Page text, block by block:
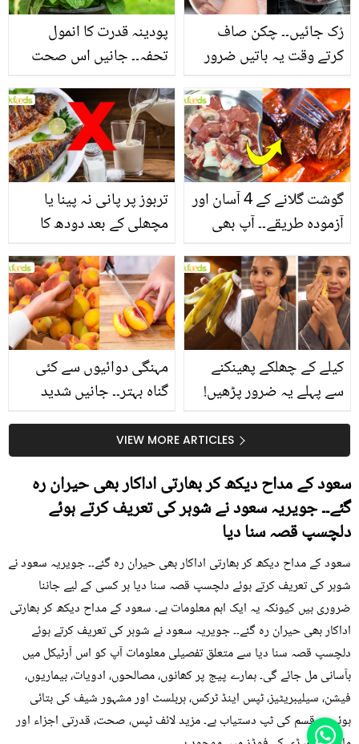
پودینہ قدرت کا انمول
تحفہ۔۔ جانیں اس صحت
بخش پتوں کے 10 حیرت
انگیز طبی فوائد
رُک جائیں۔۔ چکن صاف
کرتے وقت یہ باتیں ضرور
یاد رکھیں
تربوز پر پانی نہ پینا یا
مچھلی کے بعد دودھ کا
استعمال۔۔ جانیں کھانوں
سے متعلق غلط فہمیوں کی
حقیقت کیا ہے اور افواہ
کیا؟
گوشت گلانے کے 4 آسان اور
آزمودہ طریقے۔۔ آپ بھی
جانیں انٹرنیشنل شیف کے
بتائے راز
مہنگی دوائیوں سے کئی
گناہ بہتر۔۔ جانیں شدید
گرمی کے موسم میں آڑو
کیوں کھانا چاہیے؟
کیلے کے چھلکے پھینکنے
سے پہلے یہ ضرور پڑھیں!
جلد کے 3 بڑے مسائل کا
سستا اور قدرتی حلVIEW MORE ARTICLES
سعود کے مداح دیکھ کر بھارتی اداکار بھی حیران رہ
گئے۔۔ جویریہ سعود نے شوہر کی تعریف کرتے ہوئے
دلچسپ قصہ سنا دیا
سعود کے مداح دیکھ کر بھارتی اداکار بھی حیران رہ گئے۔۔ جویریہ سعود نے
شوہر کی تعریف کرتے ہوئے دلچسپ قصہ سنا دیا ہر کسی کے لیے جاننا
ضروری ہیں کیونکہ یہ ایک اہم معلومات ہے۔ سعود کے مداح دیکھ کر بھارتی
اداکار بھی حیران رہ گئے۔۔ جویریہ سعود نے شوہر کی تعریف کرتے ہوئے
دلچسپ قصہ سنا دیا سے متعلق تفصیلی معلومات آپ کو اس آرٹیکل میں
بآسانی مل جائے گی۔ ہمارے پیج پر کھانوں، مصالحوں، ادویات، بیماریوں،
فیشن، سیلیبریٹیز، ٹپس اینڈ ٹرکس، ہربلسٹ اور مشہور شیف کی بتائی
ہوئی ہر قسم کی ٹپ دستیاب ہے۔ مزید لائف ٹپس، صحت، قدرتی اجزاء اور